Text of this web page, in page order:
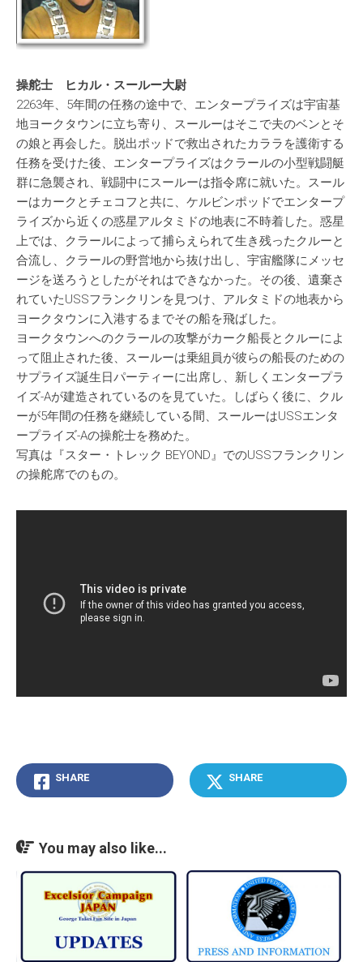
操舵士 ヒカル・スールー大尉
2263年、5年間の任務の途中で、エンタープライズは宇宙基
地ヨークタウンに立ち寄り、スールーはそこで夫のベンとそ
の娘と再会した。脱出ポッドで救出されたカララを護衛する
任務を受けた後、エンタープライズはクラールの小型戦闘艇
群に急襲され、戦闘中にスールーは指令席に就いた。スール
ーはカークとチェコフと共に、ケルビンポッドでエンタープ
ライズから近くの惑星アルタミドの地表に不時着した。惑星
上では、クラールによって捕らえられて生き残ったクルーと
合流し、クラールの野営地から抜け出し、宇宙艦隊にメッセ
ージを送ろうとしたがそれはできなかった。その後、遺棄さ
れていたUSSフランクリンを見つけ、アルタミドの地表から
ヨークタウンに入港するまでその船を飛ばした。
ヨークタウンへのクラールの攻撃がカーク船長とクルーによ
って阻止された後、スールーは乗組員が彼らの船長のための
サプライズ誕生日パーティーに出席し、新しくエンタープラ
イズ-Aが建造されているのを見ていた。しばらく後に、クル
ーが5年間の任務を継続している間、スールーはUSSエンタ
ープライズ-Aの操舵士を務めた。
写真は『スター・トレック BEYOND』でのUSSフランクリン
の操舵席でのもの。
SHARE SHARE
You may also like...